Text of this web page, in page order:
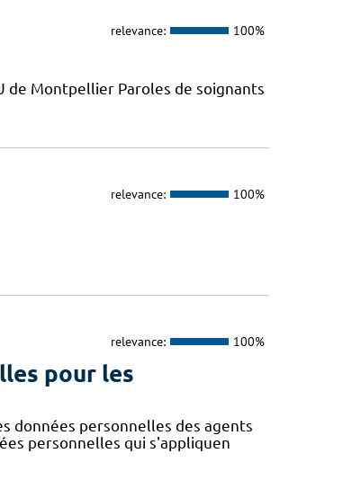
relevance: 100%
de Montpellier Paroles de soignants
relevance: 100%
relevance: 100%
pour les
données personnelles des agents
personnelles qui s'appliquen